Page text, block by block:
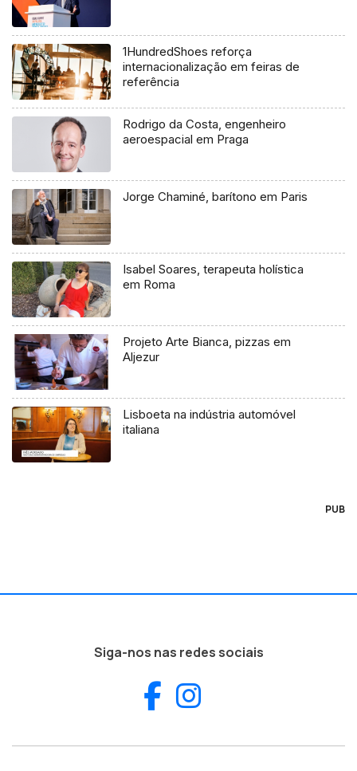
1HundredShoes reforça
internacionalização em feiras de
referência
Rodrigo da Costa, engenheiro
aeroespacial em Praga
Jorge Chaminé, barítono em Paris
Isabel Soares, terapeuta holística
em Roma
Projeto Arte Bianca, pizzas em
Aljezur
Lisboeta na indústria automóvel
italiana
PUB
Siga-nos nas redes sociais
Facebook